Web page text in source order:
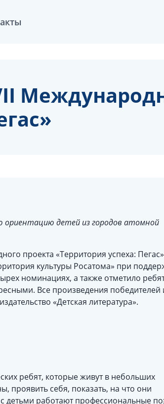
ориентацию детей из городов атомной
проекта «Территория успеха:
культуры Росатома» при
номинациях, а также отметило
Все произведения победителей
«Детская литература».
ребят, которые живут в небольших
проявить себя, показать, на что они
детьми работают профессиональные